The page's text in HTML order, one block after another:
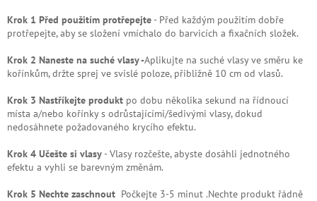
Krok 1 Před použitím protřepejte- Před každým použitím dobře
protřepejte, aby se složení vmíchalo do barvicích a fixačních složek.
Krok 2 Naneste na suché vlasy -Aplikujte na suché vlasy ve směru ke
kořínkům, držte sprej ve svislé poloze, přibližně 10 cm od vlasů.
Krok 3 Nastříkejte produkt po dobu několika sekund na řídnoucí
místa a/nebo kořínky s odrůstajícími/šedivými vlasy, dokud
nedosáhnete požadovaného krycího efektu.
Krok 4 Učešte si vlasy-Vlasy rozčešte, abyste dosáhli jednotného
efektu a vyhli se barevným změnám.
Krok 5 Nechte zaschnout Počkejte 3-5 minut .Nechte produkt řádně